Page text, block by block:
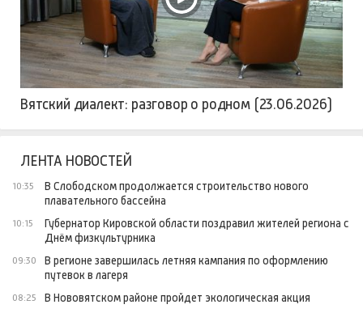
Вятский диалект: разговор о родном (23.06.2026)
ЛЕНТА НОВОСТЕЙ
10:35
В Слободском продолжается строительство нового
плавательного бассейна
10:15
Губернатор Кировской области поздравил жителей региона с
Днём физкультурника
09:30
В регионе завершилась летняя кампания по оформлению
путевок в лагеря
08:25 В Нововятском районе пройдет экологическая акция